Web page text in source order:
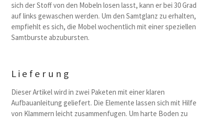
sich der Stoff von den Mobeln losen lasst, kann er bei 30 Grad
auf links gewaschen werden. Um den Samtglanz zu erhalten,
empfiehlt es sich, die Mobel wochentlich mit einer speziellen
Samtburste abzubursten.
Lieferung
Dieser Artikel wird in zwei Paketen mit einer klaren
Aufbauanleitung geliefert. Die Elemente lassen sich mit Hilfe
von Klammern leicht zusammenfugen. Um harte Boden zu